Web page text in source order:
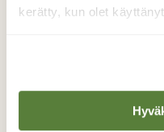
kerätty, kun olet